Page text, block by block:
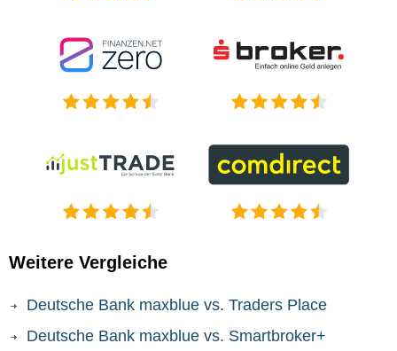
Weitere Vergleiche
Deutsche Bank maxblue vs. Traders Place
Deutsche Bank maxblue vs. Smartbroker+